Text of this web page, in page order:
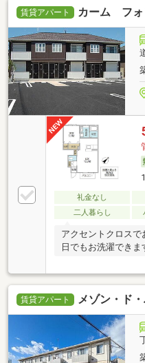
賃貸アパート カーム フォ
礼金なし
二人暮らし
アクセントクロス
日でもお洗濯できま
賃貸アパート メゾン・ド